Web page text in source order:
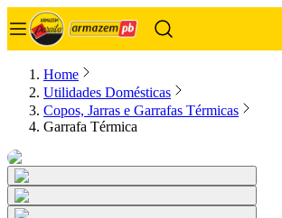
Home
Utilidades Domésticas
Copos, Jarras e Garrafas Térmicas
Garrafa Térmica